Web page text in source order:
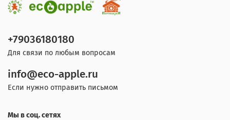
+79036180180
Для связи по любым вопросам
info@eco-apple.ru
Если нужно отправить письмом
Мы в соц. сетях